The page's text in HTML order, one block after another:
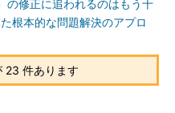
を自動的に実現する必要もあ
。
は、開発の前の段階、設計段
ュリティについて考慮し、セ
の修正に追われるのはもう十
根本的な問題解決のアプロ
23 件あります